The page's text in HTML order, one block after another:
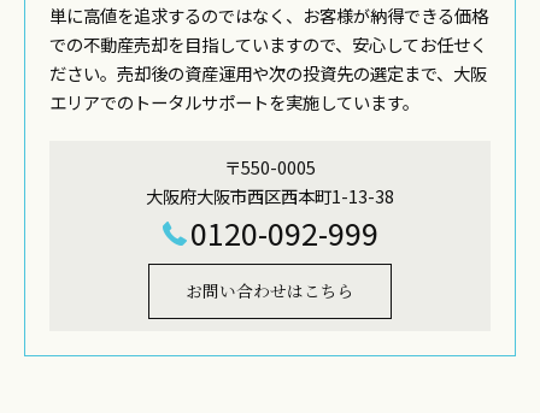
単に高値を追求するのではなく、お客様が納得できる価格
での不動産売却を目指していますので、安心してお任せく
ださい。売却後の資産運用や次の投資先の選定まで、大阪
エリアでのトータルサポートを実施しています。
〒550-0005
大阪府大阪市西区西本町1-13-38
0120-092-999
お問い合わせはこちら